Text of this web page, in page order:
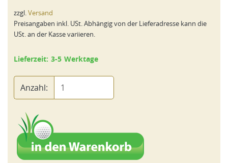
zzgl.Versand
Preisangaben inkl. USt. Abhängig von der Lieferadresse kann die
USt. an der Kasse variieren.
Lieferzeit: 3-5 Werktage
Anzahl: